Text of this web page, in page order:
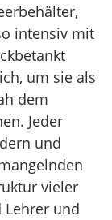
intensiv mit
um sie als
dem
Jeder
und
vieler
und